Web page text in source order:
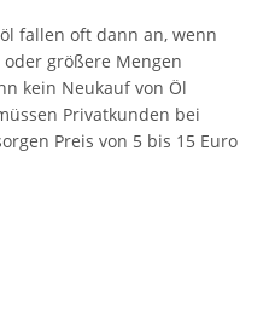
fallen oft dann an, wenn
größere Mengen
kein Neukauf von Öl
Privatkunden bei
Preis von 5 bis 15 Euro